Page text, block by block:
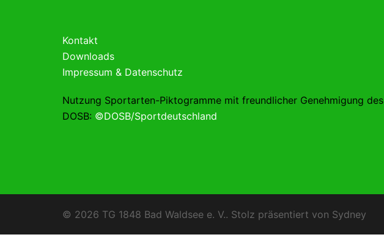
Kontakt
Downloads
Impressum & Datenschutz
Nutzung Sportarten-Piktogramme mit freundlicher Genehmigung des
DOSB: ©DOSB/Sportdeutschland
© 2026 TG 1848 Bad Waldsee e. V.. Stolz präsentiert von Sydney